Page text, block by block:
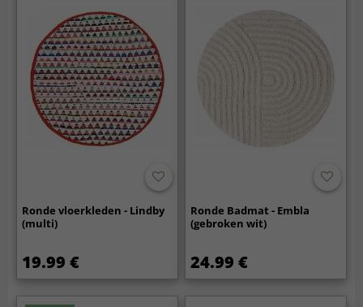
Ronde vloerkleden - Lindby
(multi)
19.99 €
Ronde Badmat - Embla
(gebroken wit)
24.99 €